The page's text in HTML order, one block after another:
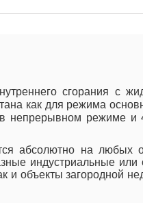
сгорания с
как для режима
в непрерывном режиме
абсолютно на любых
индустриальные
и объекты загородной